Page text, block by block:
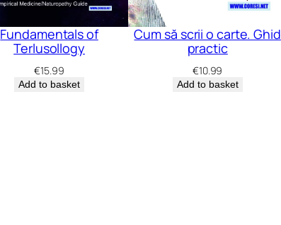
Fundamentals of
Terlusollogy
€15.99
Add to basket
Cum să scrii o carte. Ghid
practic
€10.99
Add to basket